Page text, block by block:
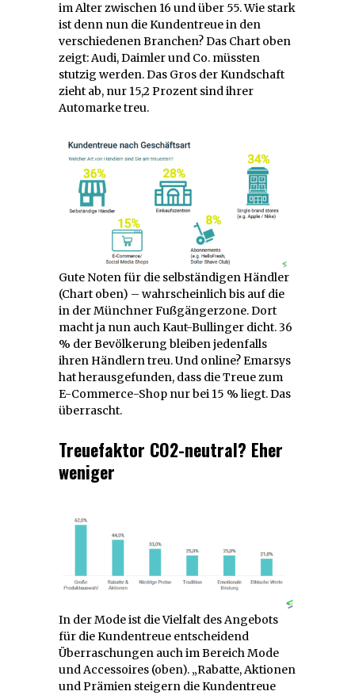
im Alter zwischen 16 und über 55. Wie stark
ist denn nun die Kundentreue in den
verschiedenen Branchen? Das Chart oben
zeigt: Audi, Daimler und Co. müssten
stutzig werden. Das Gros der Kundschaft
zieht ab, nur 15,2 Prozent sind ihrer
Automarke treu.
Gute Noten für die selbständigen Händler
(Chart oben) – wahrscheinlich bis auf die
in der Münchner Fußgängerzone. Dort
macht ja nun auch Kaut-Bullinger dicht. 36
% der Bevölkerung bleiben jedenfalls
ihren Händlern treu. Und online? Emarsys
hat herausgefunden, dass die Treue zum
E-Commerce-Shop nur bei 15 % liegt. Das
überrascht.
Treuefaktor CO2-neutral? Eher
weniger
In der Mode ist die Vielfalt des Angebots
für die Kundentreue entscheidend
Überraschungen auch im Bereich Mode
und Accessoires (oben). „Rabatte, Aktionen
und Prämien steigern die Kundentreue